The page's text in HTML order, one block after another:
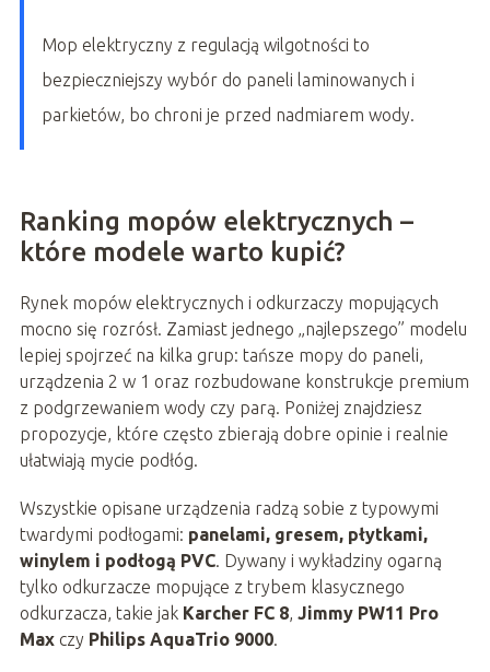
Mop elektryczny z regulacją wilgotności to
bezpieczniejszy wybór do paneli laminowanych i
parkietów, bo chroni je przed nadmiarem wody.
Ranking mopów elektrycznych –
które modele warto kupić?
Rynek mopów elektrycznych i odkurzaczy mopujących
mocno się rozrósł. Zamiast jednego „najlepszego” modelu
lepiej spojrzeć na kilka grup: tańsze mopy do paneli,
urządzenia 2 w 1 oraz rozbudowane konstrukcje premium
z podgrzewaniem wody czy parą. Poniżej znajdziesz
propozycje, które często zbierają dobre opinie i realnie
ułatwiają mycie podłóg.
Wszystkie opisane urządzenia radzą sobie z typowymi
twardymi podłogami: panelami, gresem, płytkami,
winylem i podłogą PVC. Dywany i wykładziny ogarną
tylko odkurzacze mopujące z trybem klasycznego
odkurzacza, takie jak Karcher FC 8, Jimmy PW11 Pro
Maxczy Philips AquaTrio 9000.